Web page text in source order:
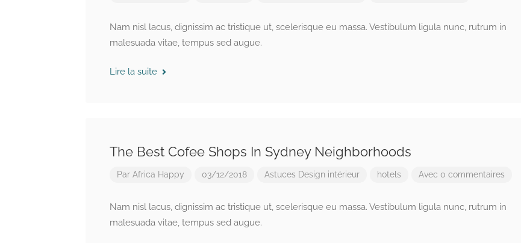
Nam nisl lacus, dignissim ac tristique ut, scelerisque eu massa. Vestibulum ligula nunc, rutrum in
malesuada vitae, tempus sed augue.
Lire la suite
The Best Cofee Shops In Sydney Neighborhoods
Par Africa Happy 03/12/2018 Astuces Design intérieur hotels Avec 0 commentaires
Nam nisl lacus, dignissim ac tristique ut, scelerisque eu massa. Vestibulum ligula nunc, rutrum in
malesuada vitae, tempus sed augue.